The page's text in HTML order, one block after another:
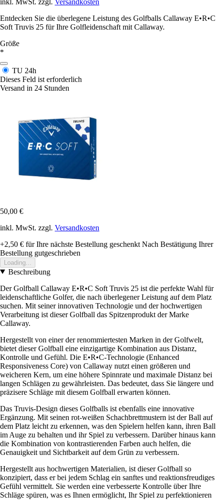
inkl. MwSt. zzgl. Versandkosten
Entdecken Sie die überlegene Leistung des Golfballs Callaway E•R•C
Soft Truvis 25 für Ihre Golfleidenschaft mit Callaway.
Größe
*
TU 24h
Dieses Feld ist erforderlich
Versand in 24 Stunden
50,00 €
inkl. MwSt. zzgl. Versandkosten
+2,50 € für Ihre nächste Bestellung geschenkt Nach Bestätigung Ihrer
Bestellung gutgeschrieben
Loading...
Beschreibung
Der Golfball Callaway E•R•C Soft Truvis 25 ist die perfekte Wahl für
leidenschaftliche Golfer, die nach überlegener Leistung auf dem Platz
suchen. Mit seiner innovativen Technologie und der hochwertigen
Verarbeitung ist dieser Golfball das Spitzenprodukt der Marke
Callaway.
Hergestellt von einer der renommiertesten Marken in der Golfwelt,
bietet dieser Golfball eine einzigartige Kombination aus Distanz,
Kontrolle und Gefühl. Die E•R•C-Technologie (Enhanced
Responsiveness Core) von Callaway nutzt einen größeren und
weicheren Kern, um eine höhere Spinnrate und maximale Distanz bei
langen Schlägen zu gewährleisten. Das bedeutet, dass Sie längere und
präzisere Schläge mit diesem Golfball erwarten können.
Das Truvis-Design dieses Golfballs ist ebenfalls eine innovative
Ergänzung. Mit seinen rot-weißen Schachbrettmustern ist der Ball auf
dem Platz leicht zu erkennen, was den Spielern helfen kann, ihren Ball
im Auge zu behalten und ihr Spiel zu verbessern. Darüber hinaus kann
die Kombination von kontrastierenden Farben auch helfen, die
Genauigkeit und Sichtbarkeit auf dem Grün zu verbessern.
Hergestellt aus hochwertigen Materialien, ist dieser Golfball so
konzipiert, dass er bei jedem Schlag ein sanftes und reaktionsfreudiges
Gefühl vermittelt. Sie werden eine verbesserte Kontrolle über Ihre
Schläge spüren, was es Ihnen ermöglicht, Ihr Spiel zu perfektionieren